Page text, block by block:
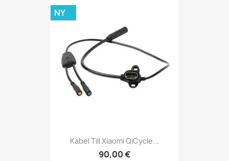
Kabel Till Xiaomi QiCycle...
90,00 €
NY